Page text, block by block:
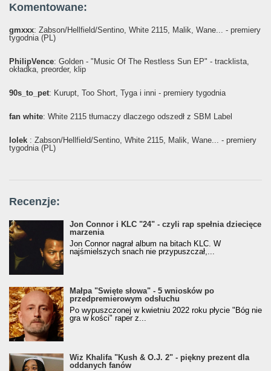
Komentowane:
gmxxx: Żabson/Hellfield/Sentino, White 2115, Malik, Wane... - premiery
tygodnia (PL)
PhilipVence: Golden - "Music Of The Restless Sun EP" - tracklista,
okładka, preorder, klip
90s_to_pet: Kurupt, Too Short, Tyga i inni - premiery tygodnia
fan white: White 2115 tłumaczy dlaczego odszedł z SBM Label
lolek : Żabson/Hellfield/Sentino, White 2115, Malik, Wane... - premiery
tygodnia (PL)
Recenzje:
Jon Connor i KLC "24" - czyli rap spełnia dziecięce
marzenia
Jon Connor nagrał album na bitach KLC. W
najśmielszych snach nie przypuszczał,...
Małpa "Święte słowa" - 5 wniosków po
przedpremierowym odsłuchu
Po wypuszczonej w kwietniu 2022 roku płycie "Bóg nie
gra w kości" raper z...
Wiz Khalifa "Kush & O.J. 2" - piękny prezent dla
oddanych fanów